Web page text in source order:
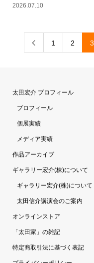
2026.07.10
 1 2 3
太田宏介 プロフィール
プロフィール
個展実績
メディア実績
作品アーカイブ
ギャラリー宏介(株)について
ギャラリー宏介(株)について
太田信介講演会のご案内
オンラインストア
「太田家」の雑記
特定商取引法に基づく表記